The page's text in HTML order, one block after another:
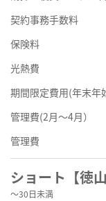
契約事務手数料
保険料
光熱費
期間限定費用(年末年
管理費(2月～4月）
管理費
ショート【徳
～30日未満